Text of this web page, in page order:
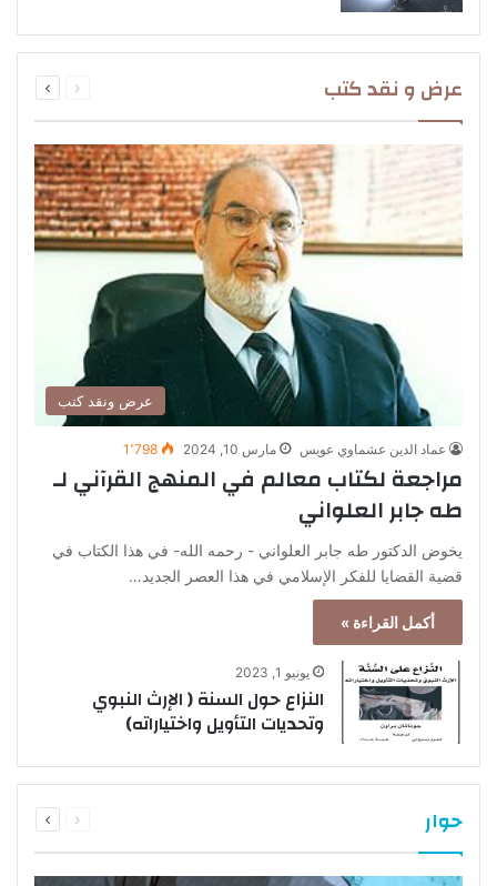
عرض و نقد كتب
الصفحة
عرض ونقد كتب
عماد الدين عشماوي عويس مارس 10, 2024 1٬798
مراجعة لكتاب معالم في المنهج القرآني لـ
طه جابر العلواني
يخوض الدكتور طه جابر العلواني - رحمه الله- في هذا الكتاب في
قضية القضايا للفكر الإسلامي في هذا العصر الجديد…
أكمل القراءة »
يونيو 1, 2023
النزاع حول السنة ( الإرث النبوي
وتحديات التأويل واختياراته)
حوار
الصفحة